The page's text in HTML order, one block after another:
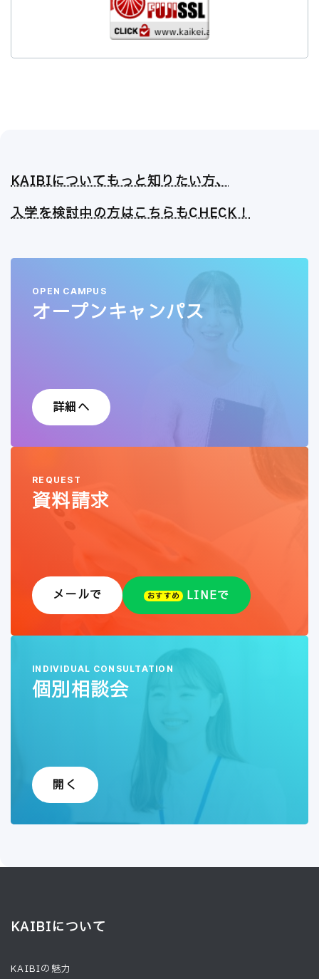
KAIBIについてもっと知りたい方、
入学を検討中の方はこちらもCHECK！
OPEN CAMPUS
オープンキャンパス
詳細へ
REQUEST
資料請求
メールで おすすめ LINEで
INDIVIDUAL CONSULTATION
個別相談会
開く
KAIBIについて
KAIBIの魅力